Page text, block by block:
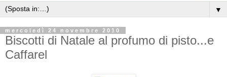
▼
mercoledì 24 novembre 2010
Biscotti di Natale al profumo di pisto...e
Caffarel